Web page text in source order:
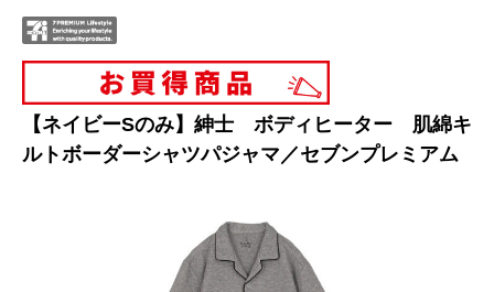
【ネイビーSのみ】紳士 ボディヒーター 肌綿キ
ルトボーダーシャツパジャマ／セブンプレミアム